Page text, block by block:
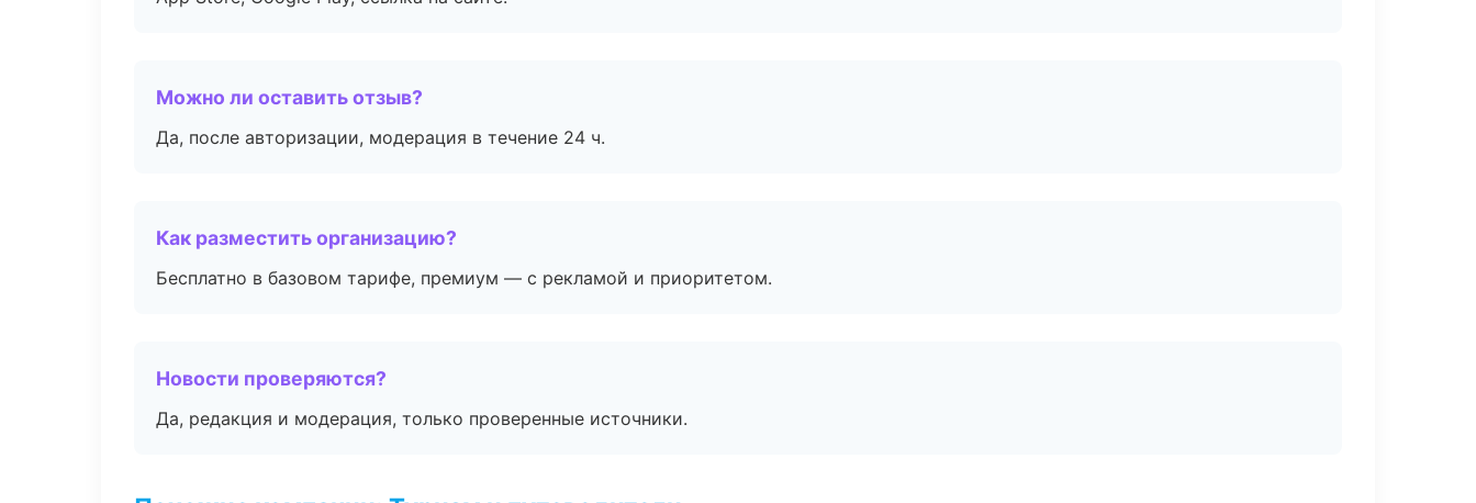
Можно ли оставить отзыв?
Да, после авторизации, модерация в течение 24 ч.
Как разместить организацию?
Бесплатно в базовом тарифе, премиум — с рекламой и приоритетом.
Новости проверяются?
Да, редакция и модерация, только проверенные источники.